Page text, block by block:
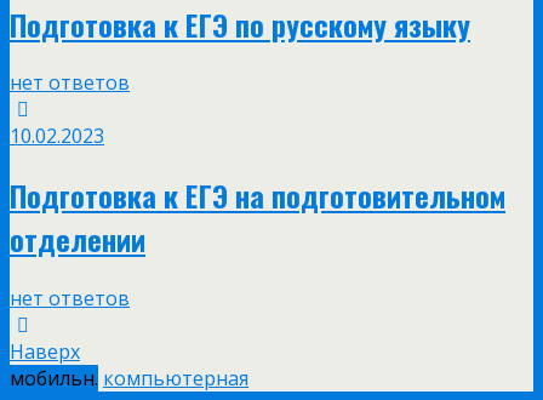
Подготовка к ЕГЭ по русскому языку
нет ответов
10.02.2023
Подготовка к ЕГЭ на подготовительном
отделении
нет ответов
Наверх
мобильн. компьютерная